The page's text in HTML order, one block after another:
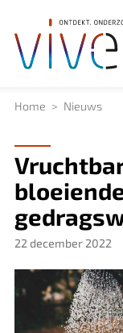
Home Nieuws
22 december 2022